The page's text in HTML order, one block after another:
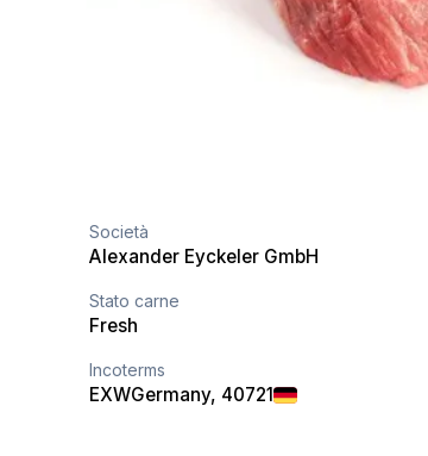
Società
Alexander Eyckeler GmbH
Stato carne
Fresh
Incoterms
EXWGermany, 40721